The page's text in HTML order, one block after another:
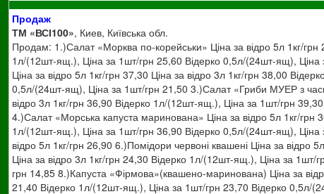
Продаж
ТМ «ВСІ100», Киев, Київська обл.
Продам: 1.)Салат «Морква по-корейськи» Ціна за відро 5л 1кг/грн
1л/(12шт-ящ.), Ціна за 1шт/грн 25,60 Відерко 0,5л/(24шт-ящ),
Ціна за відро 5л 1кг/грн 37,30 Ціна за відро 3л 1кг/грн 38,00
0,5л/(24шт-ящ), Ціна за 1шт/грн 21,50 3.)Салат «Гриби МУЕР з
відро 3л 1кг/грн 36,90 Відерко 1л/(12шт-ящ.), Ціна за 1шт/грн
4.)Салат «Морська капуста маринована» Ціна за відро 5л 1кг/грн
1л/(12шт-ящ.), Ціна за 1шт/грн 36,90 Відерко 0,5л/(24шт-ящ), Ціна
відро 5л 1кг/грн 26,90 6.)Помідори червоні квашені Ціна за
Ціна за відро 3л 1кг/грн 24,30 Відерко 1л/(12шт-ящ.), Ціна за
грн 14,85 8.)Капуста «Фірмова»(квашено-маринована) Ціна за
21,40 Відерко 1л/(12шт-ящ.), Ціна за 1шт/грн 23,70 Відерко 0,5л/